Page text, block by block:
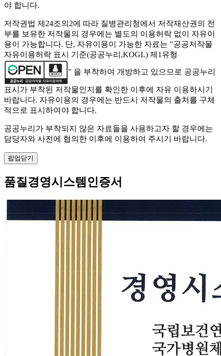
야 합니다.
저작권법 제24조의2에 따라 질병관리청에서 저작재산권의 전
부를 보유한 저작물의 경우에는 별도의 이용허락 없이 자유이
용이 가능합니다. 단, 자유이용이 가능한 자료는 "공공저작물
자유이용허락 표시 기준(공공누리,KOGL) 제1유형
" 을 부착하여 개방하고 있으므로 공공누리
표시가 부착된 저작물인지를 확인한 이후에 자유 이용하시기
바랍니다. 자유이용의 경우에는 반드시 저작물의 출처를 구체
적으로 표시하여야 합니다.
공공누리가 부착되지 않은 자료들을 사용하고자 할 경우에는
담당자와 사전에 협의한 이후에 이용하여 주시기 바랍니다.
팝업닫기
품질경영시스템인증서